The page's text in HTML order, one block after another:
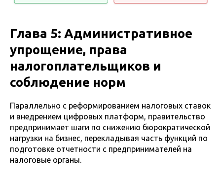
Глава 5: Административное
упрощение, права
налогоплательщиков и
соблюдение норм
Параллельно с реформированием налоговых ставок
и внедрением цифровых платформ, правительство
предпринимает шаги по снижению бюрократической
нагрузки на бизнес, перекладывая часть функций по
подготовке отчетности с предпринимателей на
налоговые органы.